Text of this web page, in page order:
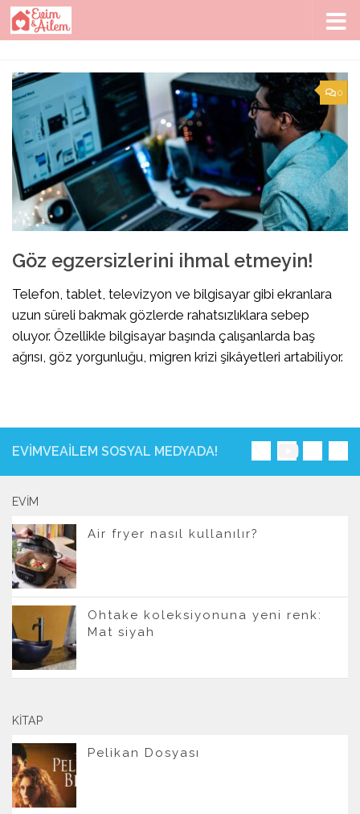
Skip to content
0
Göz egzersizlerini ihmal etmeyin!
Telefon, tablet, televizyon ve bilgisayar gibi ekranlara
uzun süreli bakmak gözlerde rahatsızlıklara sebep
oluyor. Özellikle bilgisayar başında çalışanlarda baş
ağrısı, göz yorgunluğu, migren krizi şikâyetleri artabiliyor.
EVIMVEAILEM SOSYAL MEDYADA!
EVIM
Air fryer nasıl kullanılır?
Ohtake koleksiyonuna yeni renk:
Mat siyah
KITAP
Pelikan Dosyası